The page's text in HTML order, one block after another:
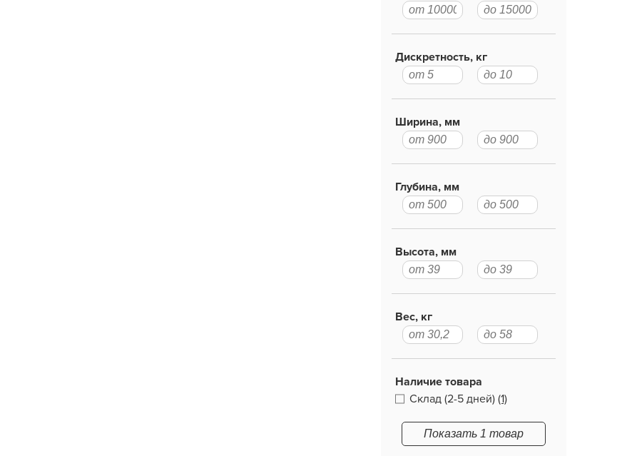
Дискретность, кг
Ширина, мм
Глубина, мм
Высота, мм
Вес, кг
Наличие товара
Склад (2-5 дней) (1)
Показать 1 товар